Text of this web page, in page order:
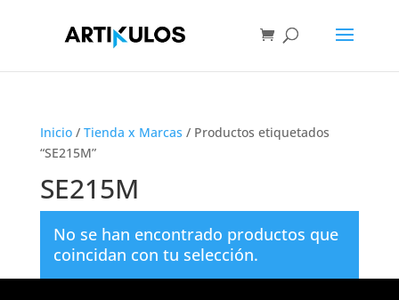
Inicio/ Tienda x Marcas / Productos etiquetados
“SE215M”
SE215M
No se han encontrado productos que
coincidan con tu selección.